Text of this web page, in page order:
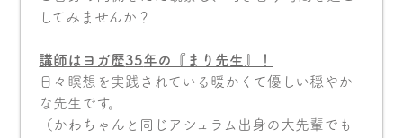
してみませんか？
講師はヨガ歴35年の『まり先生』！
日々瞑想を実践されている暖かくて優しい穏やか
な先生です。
（かわちゃんと同じアシュラム出身の大先輩でも